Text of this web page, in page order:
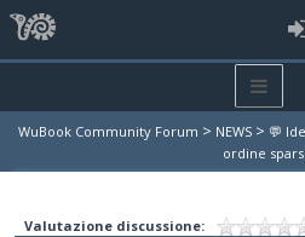
WuBook Community Forum > NEWS > 💬
ordine
Valutazione discussione: